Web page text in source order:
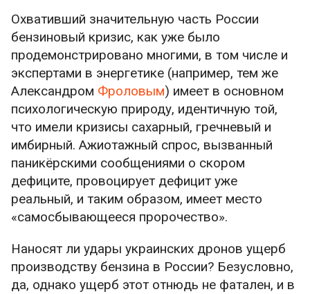
Охвативший значительную часть России
бензиновый кризис, как уже было
продемонстрировано многими, в том числе и
экспертами в энергетике (например, тем же
Александром Фроловым) имеет в основном
психологическую природу, идентичную той,
что имели кризисы сахарный, гречневый и
имбирный. Ажиотажный спрос, вызванный
паникёрскими сообщениями о скором
дефиците, провоцирует дефицит уже
реальный, и таким образом, имеет место
«самосбывающееся пророчество».
Наносят ли удары украинских дронов ущерб
производству бензина в России? Безусловно,
да, однако ущерб этот отнюдь не фатален, и в